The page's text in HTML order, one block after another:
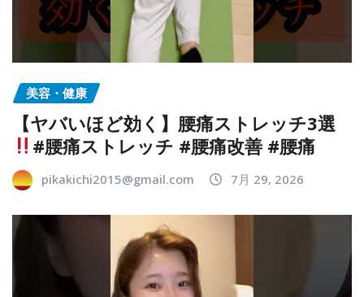
美容・健康
【ヤバいほど効く】腰痛ストレッチ3選
#腰痛ストレッチ #腰痛改善 #腰痛
pikakichi2015@gmail.com 7月 29, 2026